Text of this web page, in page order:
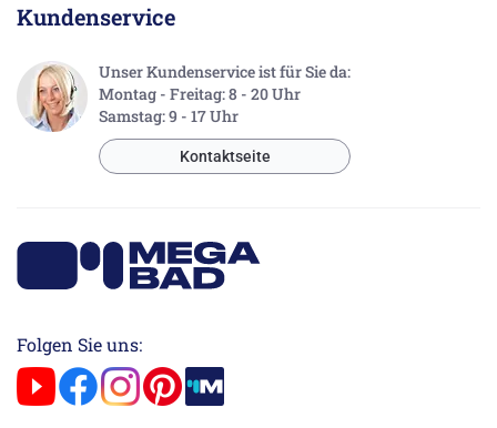
Kundenservice
Unser Kundenservice ist für Sie da:
Montag - Freitag: 8 - 20 Uhr
Samstag: 9 - 17 Uhr
Kontaktseite
Folgen Sie uns: